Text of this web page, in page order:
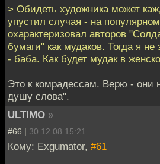
> Обидеть художника может
упустил случая - на
охарактеризовал авторов
бумаги" как мудаков. Тогда я не
- баба. Как будет мудак в
Это к комрадессам. Верю - они
душу слова".
ULTIMO »
#66 | 30.12.08 15:21
Кому: Exgumator, #61